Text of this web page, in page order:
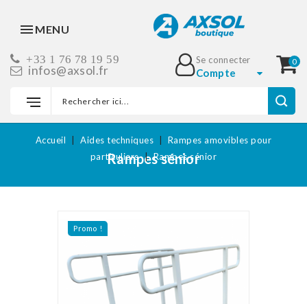
MENU
+33 1 76 78 19 59
infos@axsol.fr
0
Se connecter
Compte
Rampes sénior
Accueil Aides techniques
Rampes amovibles pour
particuliers
Rampes sénior
Promo !